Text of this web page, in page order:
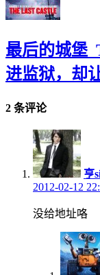
最后的城堡
进监狱，却
2 条评论
亨
2012-02-12
没给地址咯